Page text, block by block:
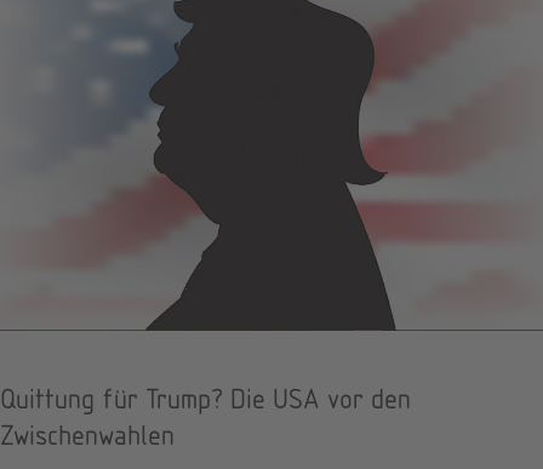
Quittung für Trump? Die USA vor den
Zwischenwahlen